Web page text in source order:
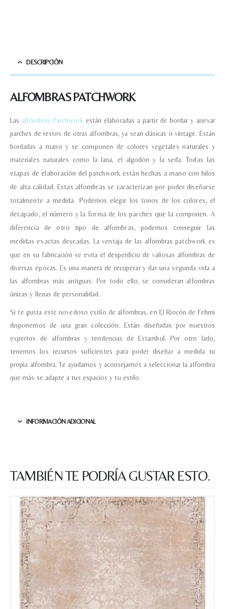
DESCRIPCIÓN
ALFOMBRAS PATCHWORK
Las alfombras Patchwork están elaboradas a partir de bordar y anexar
parches de restos de otras alfombras, ya sean clásicas o vintage. Están
bordadas a mano y se componen de colores vegetales naturales y
materiales naturales como la lana, el algodón y la seda.Todas las
etapas de elaboración del patchwork están hechas a mano con hilos
de alta calidad. Estas alfombras se caracterizan por poder diseñarse
totalmente a medida. Podemos elegir los tonos de los colores, el
decapado, el número y la forma de los parches que la componen. A
diferencia de otro tipo de alfombras, podemos conseguir las
medidas exactas deseadas.La ventaja de las alfombras patchwork es
que en su fabricación se evita el desperdicio de valiosas alfombras de
diversas épocas. Es una manera de recuperar y dar una segunda vida a
las alfombras más antiguas. Por todo ello, se consideran alfombras
únicas y llenas de personalidad.
Si te gusta este novedoso estilo de alfombras, en El Rincón de Fehmi
disponemos de una gran colección. Están diseñadas por nuestros
expertos de alfombras y tendencias de Estambul. Por otro lado,
tenemos los recursos suficientes para poder diseñar a medida tu
propia alfombra. Te ayudamos y aconsejamos a seleccionar la alfombra
que más se adapte a tus espacios y tu estilo.
INFORMACIÓN ADICIONAL
TAMBIÉN TE PODRÍA GUSTAR ESTO.
Nombre y apellido*
Tu mensaje.
Nombre y Referencia del producto*
Doy mi consentimiento para que
Recibir mi oferta